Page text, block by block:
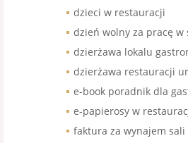
dzieci w restauracji
dzień wolny za pracę w
dzierżawa lokalu
dzierżawa restauracji
e-book poradnik dla
e-papierosy w
faktura za wynajem sali